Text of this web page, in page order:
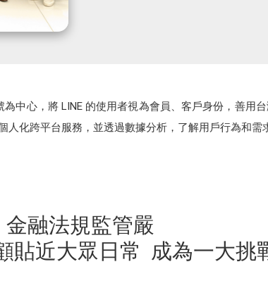
中心，將 LINE 的使用者視為會員、客戶身份，善用
人化跨平台服務，並透過數據分析，了解用戶行為和需
金融法規監管嚴
貼近大眾日常 成為一大挑